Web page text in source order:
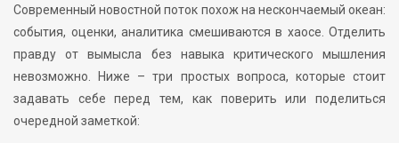
Современный новостной поток похож на нескончаемый океан:
события, оценки, аналитика смешиваются в хаосе. Отделить
правду от вымысла без навыка критического мышления
невозможно. Ниже – три простых вопроса, которые стоит
задавать себе перед тем, как поверить или поделиться
очередной заметкой: